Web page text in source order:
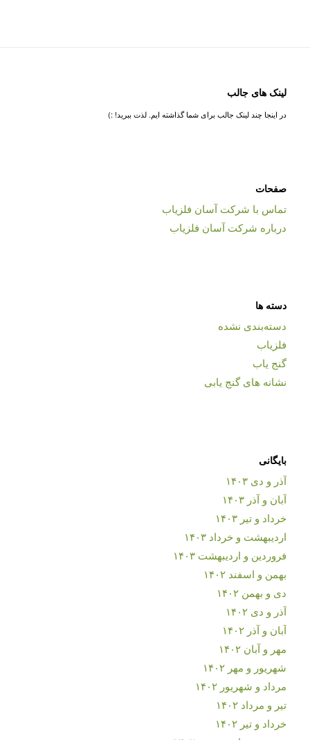
لینک های جالب
در اینجا چند لینک جالب برای شما گذاشته ایم. لذت ببرید! :)
صفحات
تماس با شرکت آسان فلزیاب
درباره شرکت آسان فلزیاب
دسته ها
دسته‌بندی نشده
فلزیاب
گنج یاب
نشانه های گنج یابی
بایگانی
آذر و دی ۱۴۰۳
آبان و آذر ۱۴۰۳
خرداد و تیر ۱۴۰۳
اردیبهشت و خرداد ۱۴۰۳
فروردین و اردیبهشت ۱۴۰۳
بهمن و اسفند ۱۴۰۲
دی و بهمن ۱۴۰۲
آذر و دی ۱۴۰۲
آبان و آذر ۱۴۰۲
مهر و آبان ۱۴۰۲
شهریور و مهر ۱۴۰۲
مرداد و شهریور ۱۴۰۲
تیر و مرداد ۱۴۰۲
خرداد و تیر ۱۴۰۲